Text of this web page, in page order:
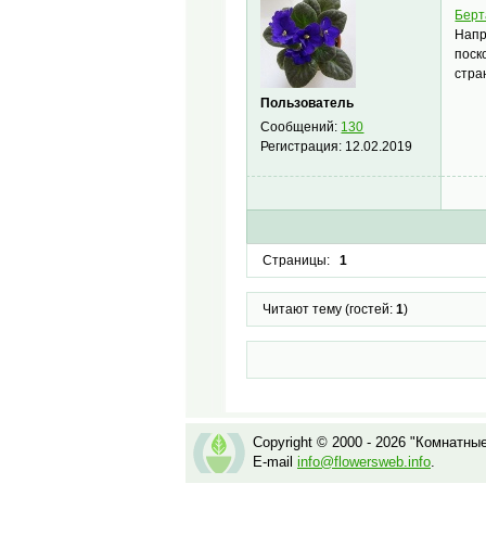
Пользователь
Сообщений: 130
Регистрация: 12.02.2019
Страницы: 1
Читают тему (гостей: 1)
Copyright © 2000 - 2026
E-mail info@flowersweb.info.